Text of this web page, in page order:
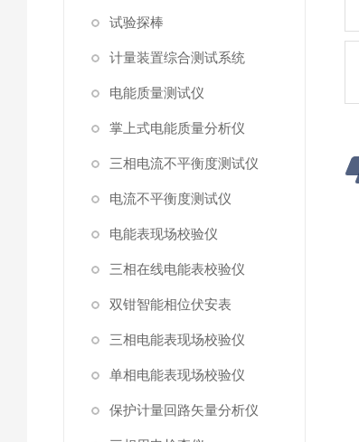
试验探棒
计量装置综合测试系统
电能质量测试仪
掌上式电能质量分析仪
三相电流不平衡度测试仪
电流不平衡度测试仪
电能表现场校验仪
三相在线电能表校验仪
双钳智能相位伏安表
三相电能表现场校验仪
单相电能表现场校验仪
保护计量回路矢量分析仪